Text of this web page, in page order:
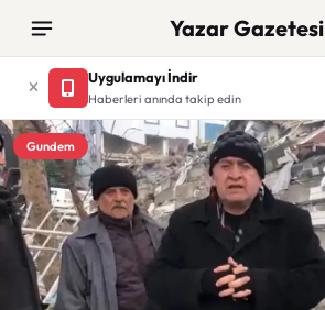
Yazar Gazetesi
Uygulamayı İndir
Haberleri anında takip edin
Gundem